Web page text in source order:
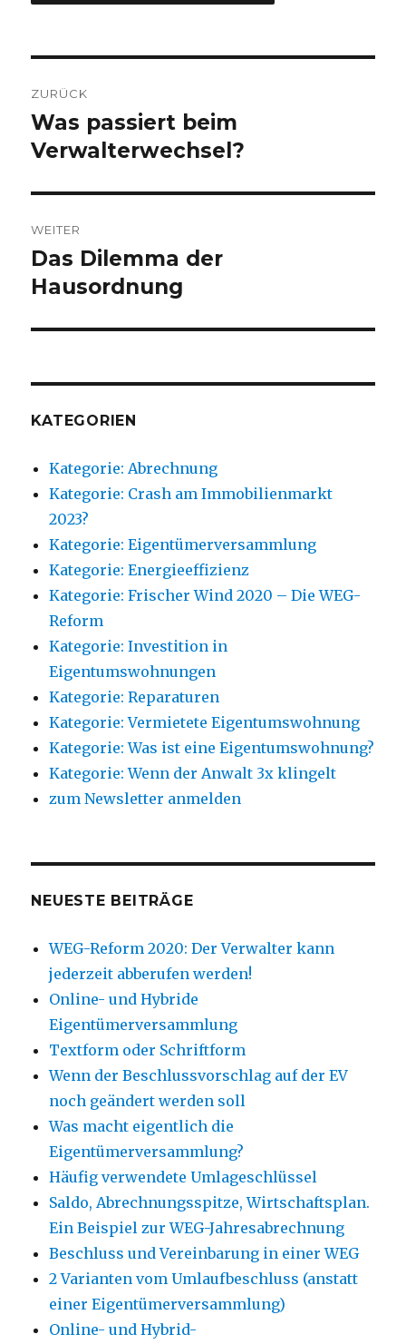
ZURÜCK
Vorheriger
Beitrag:
Was passiert beim
Verwalterwechsel?
WEITER
Nächster
Beitrag:
Das Dilemma der
Hausordnung
KATEGORIEN
Kategorie: Abrechnung
Kategorie: Crash am Immobilienmarkt
2023?
Kategorie: Eigentümerversammlung
Kategorie: Energieeffizienz
Kategorie: Frischer Wind 2020 – Die WEG-
Reform
Kategorie: Investition in
Eigentumswohnungen
Kategorie: Reparaturen
Kategorie: Vermietete Eigentumswohnung
Kategorie: Was ist eine Eigentumswohnung?
Kategorie: Wenn der Anwalt 3x klingelt
zum Newsletter anmelden
NEUESTE BEITRÄGE
WEG-Reform 2020: Der Verwalter kann
jederzeit abberufen werden!
Online- und Hybride
Eigentümerversammlung
Textform oder Schriftform
Wenn der Beschlussvorschlag auf der EV
noch geändert werden soll
Was macht eigentlich die
Eigentümerversammlung?
Häufig verwendete Umlageschlüssel
Saldo, Abrechnungsspitze, Wirtschaftsplan.
Ein Beispiel zur WEG-Jahresabrechnung
Beschluss und Vereinbarung in einer WEG
2 Varianten vom Umlaufbeschluss (anstatt
einer Eigentümerversammlung)
Online- und Hybrid-